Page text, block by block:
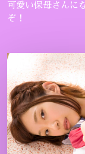
可愛い保母さんに
ぞ！